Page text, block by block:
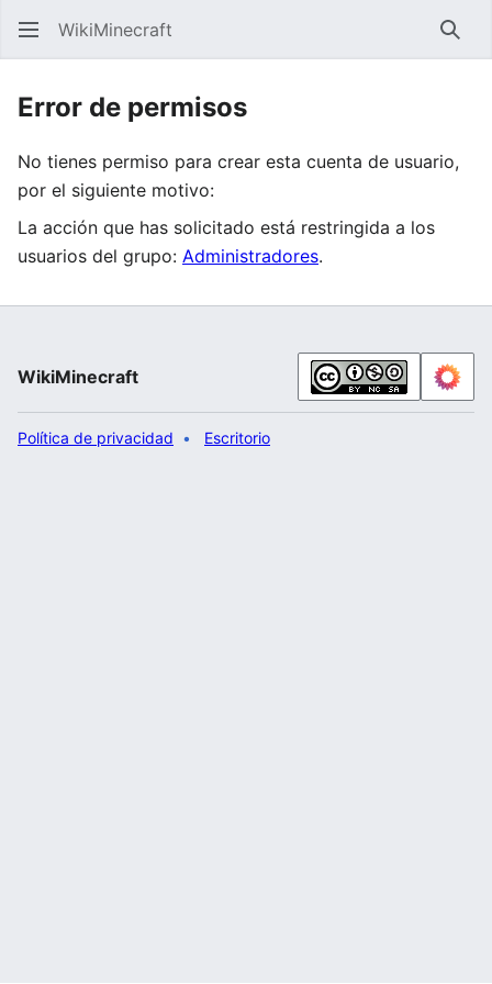
WikiMinecraft
Error de permisos
No tienes permiso para crear esta cuenta de usuario,
por el siguiente motivo:
La acción que has solicitado está restringida a los
usuarios del grupo: Administradores.
WikiMinecraft
Política de privacidad Escritorio